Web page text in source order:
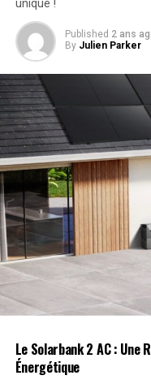
Gestalt​ Imagery/
À la fin des années
Chrysler atteignait
de drag que dans les​
intensifiée avec
1964, qui est
véhicules les plus
jusqu’à la fin de la​
courses dédiée pour
avec le ⁢lancement de
⁤Au départ,⁢ Ford
unique !
Published 2 ans
By Julien Parker
Le Solarbank 2 AC : Une
Énergétique